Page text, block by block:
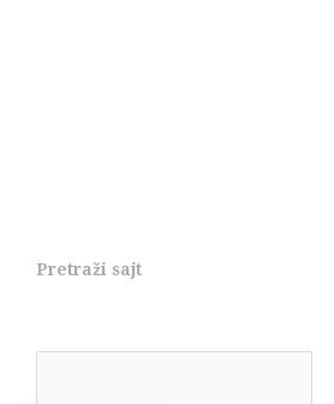
Pretraži sajt